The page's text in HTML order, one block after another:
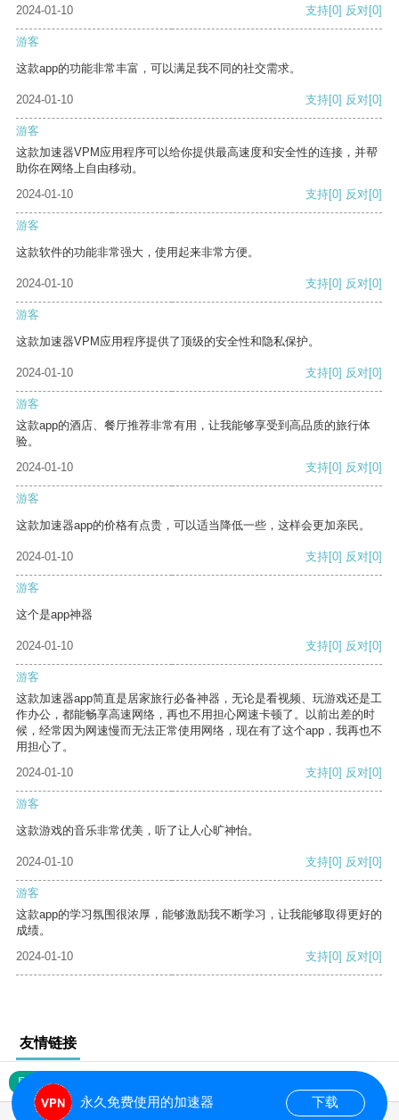
2024-01-10
支持[0] 反对[0]
游客
这款app的功能非常丰富，可以满足我不同的社交需求。
2024-01-10 支持[0] 反对[0]
游客
这款加速器VPM应用程序可以给你提供最高速度和安全性的连接，并帮
助你在网络上自由移动。
2024-01-10
支持[0] 反对[0]
游客
这款软件的功能非常强大，使用起来非常方便。
2024-01-10 支持[0] 反对[0]
游客
这款加速器VPM应用程序提供了顶级的安全性和隐私保护。
2024-01-10 支持[0] 反对[0]
游客
这款app的酒店、餐厅推荐非常有用，让我能够享受到高品质的旅行体
验。
2024-01-10
支持[0] 反对[0]
游客
这款加速器app的价格有点贵，可以适当降低一些，这样会更加亲民。
2024-01-10 支持[0] 反对[0]
游客
这个是app神器
2024-01-10 支持[0] 反对[0]
游客
这款加速器app简直是居家旅行必备神器，无论是看视频、玩游戏还是工
作办公，都能畅享高速网络，再也不用担心网速卡顿了。以前出差的时
候，经常因为网速慢而无法正常使用网络，现在有了这个app，我再也不
用担心了。
2024-01-10
支持[0] 反对[0]
游客
这款游戏的音乐非常优美，听了让人心旷神怡。
2024-01-10 支持[0] 反对[0]
游客
这款app的学习氛围很浓厚，能够激励我不断学习，让我能够取得更好的
成绩。
2024-01-10
支持[0] 反对[0]
友情链接
网站地图
永久免费使用的加速器 下载